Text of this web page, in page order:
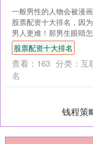
一般男性的人物会被漫
股票配资十大排名，因
男人更难！那男生眼睛
分享常见的男生动漫眼睛
漫眼睛的特点有哪些？ ....
股票配资十大排名
查看： 163 分类： 互
名
钱程策